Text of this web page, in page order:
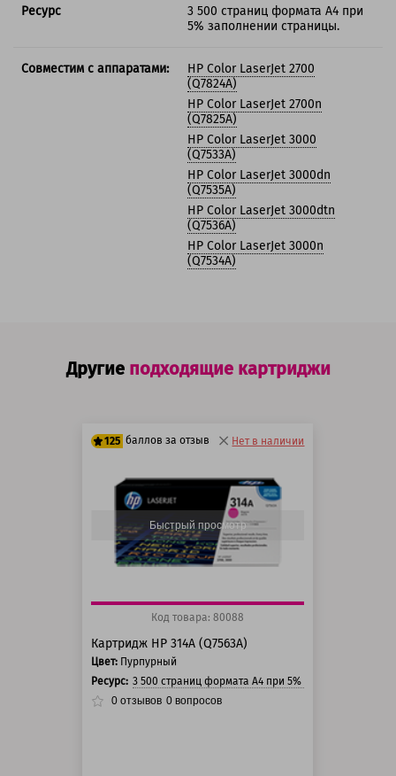
Ресурс
3 500 страниц формата А4 при
5% заполнении страницы.
Совместим с аппаратами:
HP Color LaserJet 2700
(Q7824A)
HP Color LaserJet 2700n
(Q7825A)
HP Color LaserJet 3000
(Q7533A)
HP Color LaserJet 3000dn
(Q7535A)
HP Color LaserJet 3000dtn
(Q7536A)
HP Color LaserJet 3000n
(Q7534A)
Другие подходящие картриджи
125 баллов за отзыв
100 баллов
125 баллов
Нет в наличии
Быстрый просмотр
Код товара: 80088
Картридж HP 314A (Q7563A)
Цвет: Пурпурный
Ресурс: 3 500 страниц формата А4 при 5% заполнении
0 отзывов 0 вопросов